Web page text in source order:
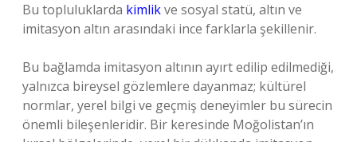
Bu topluluklarda kimlikve sosyal statü, altın ve
imitasyon altın arasındaki ince farklarla şekillenir.
Bu bağlamda imitasyon altının ayırt edilip edilmediği,
yalnızca bireysel gözlemlere dayanmaz; kültürel
normlar, yerel bilgi ve geçmiş deneyimler bu sürecin
önemli bileşenleridir. Bir keresinde Moğolistan’ın